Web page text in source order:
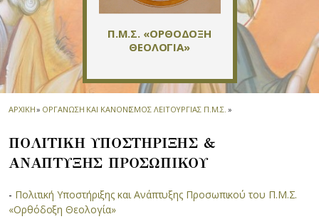
Π.Μ.Σ. «ΟΡΘΟΔΟΞΗ
ΘΕΟΛΟΓΙΑ»
ΑΡΧΙΚΗ» ΟΡΓΑΝΩΣΗ ΚΑΙ ΚΑΝΟΝΙΣΜΟΣ ΛΕΙΤΟΥΡΓΙΑΣ Π.Μ.Σ. »
ΠΟΛΙΤΙΚΗ ΥΠΟΣΤΗΡΙΞΗΣ &
ΑΝΑΠΤΥΞΗΣ ΠΡΟΣΩΠΙΚΟΥ
- Πολιτική Υποστήριξης και Ανάπτυξης Προσωπικού του Π.Μ.Σ.
«Ορθόδοξη Θεολογία»